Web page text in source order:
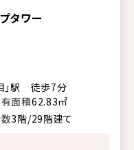
タワー
」駅 徒歩7分
面積62.83㎡
3階/29階建て